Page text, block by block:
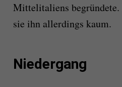
Mittelitaliens begründete.
sie ihn allerdings kaum.
Niedergang